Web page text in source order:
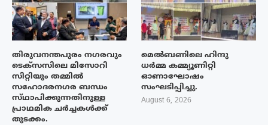
തിരുവനന്തപുരം നഗരവും
ടെക്‌സസിലെ മിസോറി
സിറ്റിയും തമ്മിൽ
സഹോദരനഗര ബന്ധം
സ്‌ഥാപിക്കുന്നതിനുള്ള
പ്രാഥമിക ചർച്ചകൾക്ക്
തുടക്കം.
മെൽബണിലെ ഹിന്ദു
ധർമ്മ കമ്മ്യൂണിറ്റി
ഓണാഘോഷം
സംഘടിപ്പിച്ചു.
August 6, 2026